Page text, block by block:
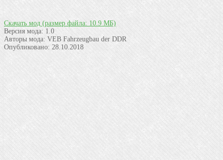
Скачать мод (размер файла: 10.9 МБ)
Версия мода: 1.0
Авторы мода: VEB Fahrzeugbau der DDR
Опубликовано:28.10.2018